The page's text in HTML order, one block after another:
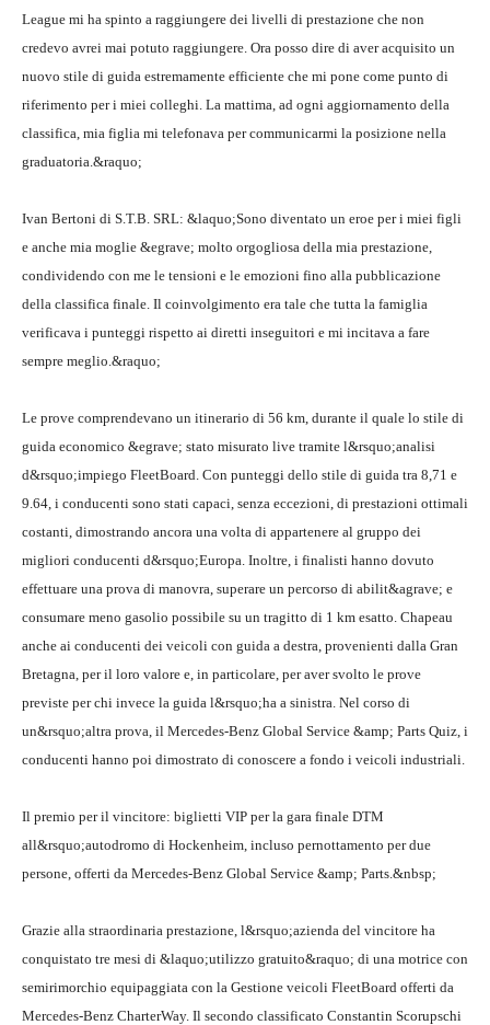
League mi ha spinto a raggiungere dei livelli di prestazione che non
credevo avrei mai potuto raggiungere. Ora posso dire di aver acquisito un
nuovo stile di guida estremamente efficiente che mi pone come punto di
riferimento per i miei colleghi. La mattima, ad ogni aggiornamento della
classifica, mia figlia mi telefonava per communicarmi la posizione nella
graduatoria.&raquo;
Ivan Bertoni di S.T.B. SRL: &laquo;Sono diventato un eroe per i miei figli
e anche mia moglie &egrave; molto orgogliosa della mia prestazione,
condividendo con me le tensioni e le emozioni fino alla pubblicazione
della classifica finale. Il coinvolgimento era tale che tutta la famiglia
verificava i punteggi rispetto ai diretti inseguitori e mi incitava a fare
sempre meglio.&raquo;
Le prove comprendevano un itinerario di 56 km, durante il quale lo stile di
guida economico &egrave; stato misurato live tramite l&rsquo;analisi
d&rsquo;impiego FleetBoard. Con punteggi dello stile di guida tra 8,71 e
9.64, i conducenti sono stati capaci, senza eccezioni, di prestazioni ottimali
costanti, dimostrando ancora una volta di appartenere al gruppo dei
migliori conducenti d&rsquo;Europa. Inoltre, i finalisti hanno dovuto
effettuare una prova di manovra, superare un percorso di abilit&agrave; e
consumare meno gasolio possibile su un tragitto di 1 km esatto. Chapeau
anche ai conducenti dei veicoli con guida a destra, provenienti dalla Gran
Bretagna, per il loro valore e, in particolare, per aver svolto le prove
previste per chi invece la guida l&rsquo;ha a sinistra. Nel corso di
un&rsquo;altra prova, il Mercedes-Benz Global Service &amp; Parts Quiz, i
conducenti hanno poi dimostrato di conoscere a fondo i veicoli industriali.
Il premio per il vincitore: biglietti VIP per la gara finale DTM
all&rsquo;autodromo di Hockenheim, incluso pernottamento per due
persone, offerti da Mercedes-Benz Global Service &amp; Parts.&nbsp;
Grazie alla straordinaria prestazione, l&rsquo;azienda del vincitore ha
conquistato tre mesi di &laquo;utilizzo gratuito&raquo; di una motrice con
semirimorchio equipaggiata con la Gestione veicoli FleetBoard offerti da
Mercedes-Benz CharterWay. Il secondo classificato Constantin Scorupschi